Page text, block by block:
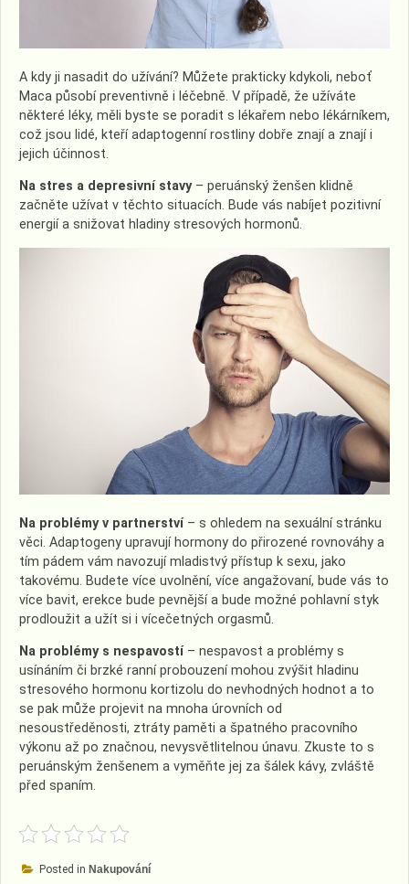
A kdy ji nasadit do užívání? Můžete prakticky kdykoli, neboť
Maca působí preventivně i léčebně. V případě, že užíváte
některé léky, měli byste se poradit s lékařem nebo lékárníkem,
což jsou lidé, kteří adaptogenní rostliny dobře znají a znají i
jejich účinnost.
Na stres a depresivní stavy– peruánský ženšen klidně
začněte užívat v těchto situacích. Bude vás nabíjet pozitivní
energií a snižovat hladiny stresových hormonů.
Na problémy v partnerství– s ohledem na sexuální stránku
věci. Adaptogeny upravují hormony do přirozené rovnováhy a
tím pádem vám navozují mladistvý přístup k sexu, jako
takovému. Budete více uvolnění, více angažovaní, bude vás to
více bavit, erekce bude pevnější a bude možné pohlavní styk
prodloužit a užít si i vícečetných orgasmů.
Na problémy s nespavostí– nespavost a problémy s
usínáním či brzké ranní probouzení mohou zvýšit hladinu
stresového hormonu kortizolu do nevhodných hodnot a to
se pak může projevit na mnoha úrovních od
nesoustředěnosti, ztráty paměti a špatného pracovního
výkonu až po značnou, nevysvětlitelnou únavu. Zkuste to s
peruánským ženšenem a vyměňte jej za šálek kávy, zvláště
před spaním.
Posted in Nakupování